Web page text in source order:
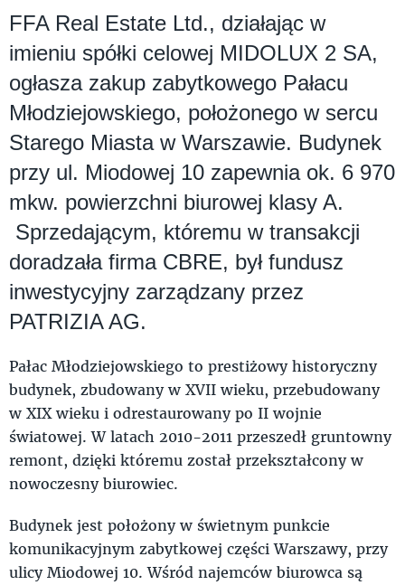
FFA Real Estate Ltd., działając w
imieniu spółki celowej MIDOLUX 2 SA,
ogłasza zakup zabytkowego Pałacu
Młodziejowskiego, położonego w sercu
Starego Miasta w Warszawie. Budynek
przy ul. Miodowej 10 zapewnia ok. 6 970
mkw. powierzchni biurowej klasy A.
Sprzedającym, któremu w transakcji
doradzała firma CBRE, był fundusz
inwestycyjny zarządzany przez
PATRIZIA AG.
Pałac Młodziejowskiego to prestiżowy historyczny
budynek, zbudowany w XVII wieku, przebudowany
w XIX wieku i odrestaurowany po II wojnie
światowej. W latach 2010-2011 przeszedł gruntowny
remont, dzięki któremu został przekształcony w
nowoczesny biurowiec.
Budynek jest położony w świetnym punkcie
komunikacyjnym zabytkowej części Warszawy, przy
ulicy Miodowej 10. Wśród najemców biurowca są